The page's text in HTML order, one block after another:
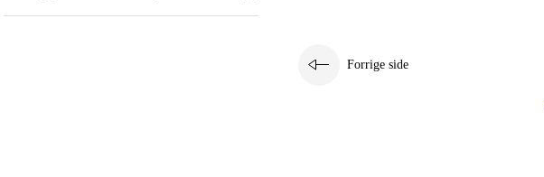
Forrige side